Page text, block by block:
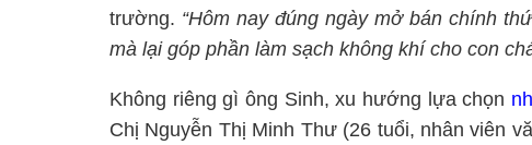
trường. “Hôm nay đúng ngày mở bán chính
mà lại góp phần làm sạch không khí cho con
Không riêng gì ông Sinh, xu hướng lựa chọn
Chị Nguyễn Thị Minh Thư (26 tuổi, nhân viên